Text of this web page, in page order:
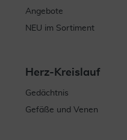
Angebote
NEU im Sortiment
Herz-Kreislauf
Gedächtnis
Gefäße und Venen